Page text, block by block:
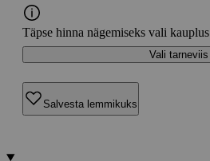
Täpse hinna nägemiseks vali kauplus
Vali tarneviis
Salvesta lemmikuks